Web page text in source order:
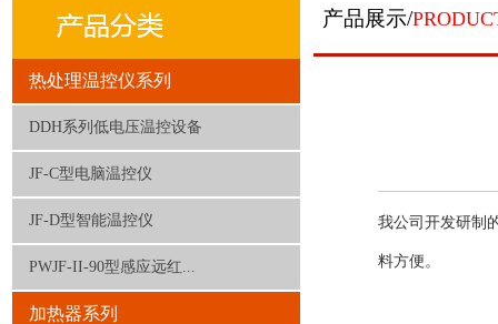
热处理温控仪系列
DDH系列低电压温控设备
JF-C型电脑温控仪
JF-D型智能温控仪
PWJF-II-90型感应远红...
加热器系列
产品展示/
我公司开发研制
料方便。